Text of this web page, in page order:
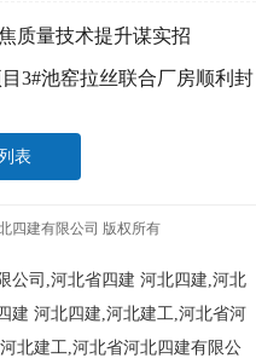
质量技术提升谋实招
3#池窑拉丝联合厂房顺利封
表
四建有限公司 版权所有
公司,河北省四建 河北四建,河北
建 河北四建,河北建工,河北省河
北建工,河北省河北四建有限公